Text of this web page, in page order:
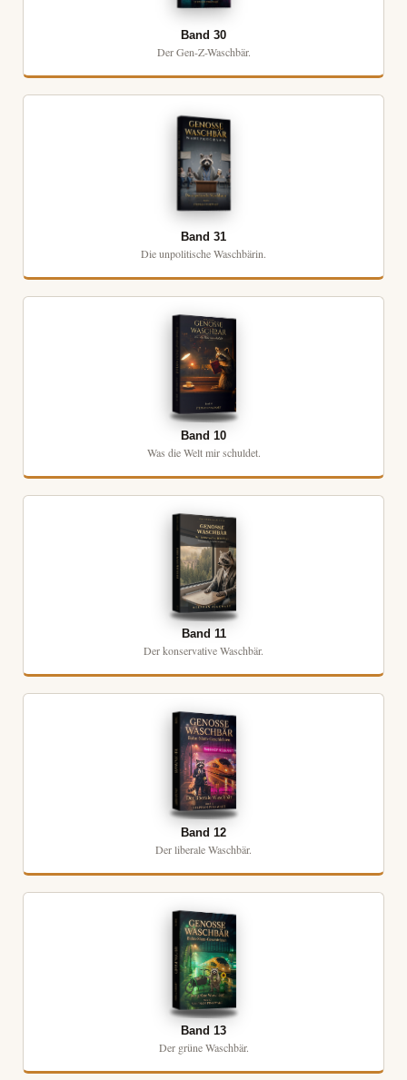
Band 30
Der Gen-Z-Waschbär.
Band 31
Die unpolitische Waschbärin.
Band 10
Was die Welt mir schuldet.
Band 11
Der konservative Waschbär.
Band 12
Der liberale Waschbär.
Band 13
Der grüne Waschbär.